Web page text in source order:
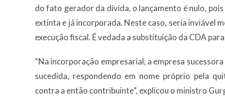
do fato gerador da dívida, o lançamento é nulo,
extinta e já incorporada. Neste caso, seria inviável
execução fiscal. É vedada a substituição da CDA
“Na incorporação empresarial, a empresa
sucedida, respondendo em nome próprio pela
contra a então contribuinte”, explicou o ministro